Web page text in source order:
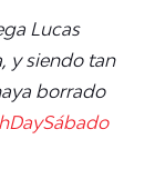
Lucas
y siendo tan
borrado